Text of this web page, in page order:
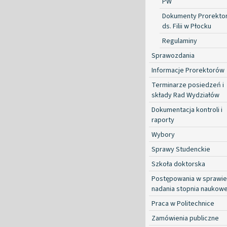
Dokumenty
ds. Filii w Płocku
Regulaminy
Sprawozdania
Informacje Prorektorów
Terminarze posiedzeń i
składy Rad Wydziałów
Dokumentacja kontroli i
raporty
Wybory
Sprawy Studenckie
Szkoła doktorska
Postępowania w sprawie
nadania stopnia
Praca w Politechnice
Zamówienia publiczne